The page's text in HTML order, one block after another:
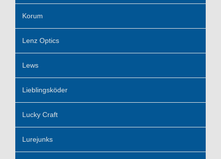
Korum
Lenz Optics
Lews
Lieblingsköder
Lucky Craft
Lurejunks